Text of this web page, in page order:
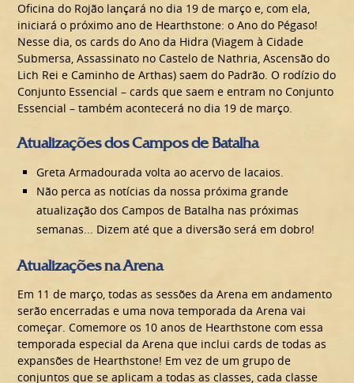
Oficina do Rojão lançará no dia 19 de março e, com ela,
iniciará o próximo ano de Hearthstone: o Ano do Pégaso!
Nesse dia, os cards do Ano da Hidra (Viagem à Cidade
Submersa, Assassinato no Castelo de Nathria, Ascensão do
Lich Rei e Caminho de Arthas) saem do Padrão. O rodízio do
Conjunto Essencial – cards que saem e entram no Conjunto
Essencial – também acontecerá no dia 19 de março.
Atualizações dos Campos de Batalha
Greta Armadourada volta ao acervo de lacaios.
Não perca as notícias da nossa próxima grande
atualização dos Campos de Batalha nas próximas
semanas... Dizem até que a diversão será em dobro!
Atualizações na Arena
Em 11 de março, todas as sessões da Arena em andamento
serão encerradas e uma nova temporada da Arena vai
começar. Comemore os 10 anos de Hearthstone com essa
temporada especial da Arena que inclui cards de todas as
expansões de Hearthstone! Em vez de um grupo de
conjuntos que se aplicam a todas as classes, cada classe